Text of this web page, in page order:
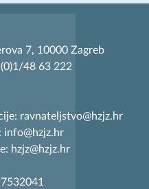
7, 10000 Zagreb
48 63 222
ravnateljstvo@hzjz.hr
info@hzjz.hr
hzjz@hzjz.hr